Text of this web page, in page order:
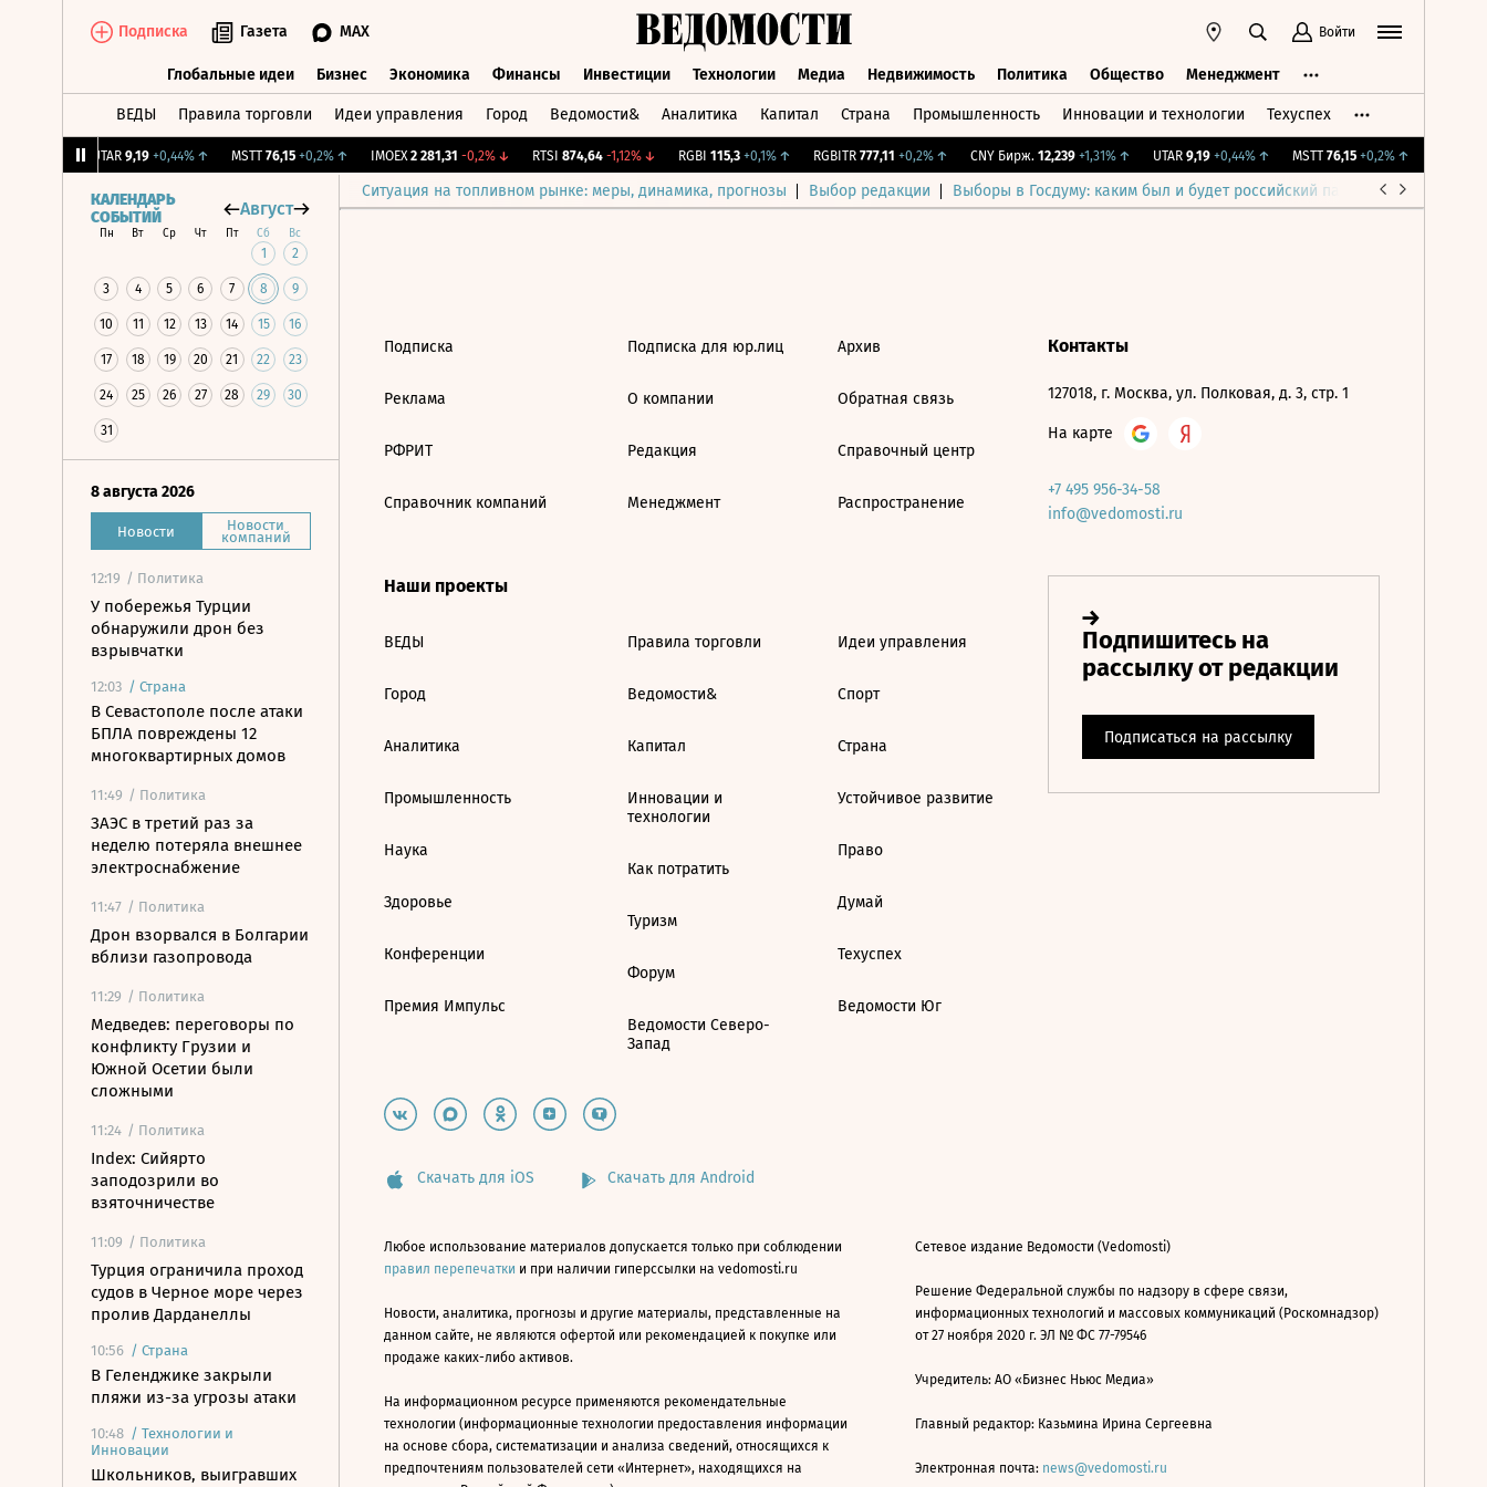
Подписка Газета MAX Войти
Глобальные идеи Бизнес Экономика Финансы Инвестиции Технологии Медиа Недвижимость Политика Общество Менеджмент
ВЕДЫ Правила торговли Идеи управления Город Ведомости& Аналитика Капитал Страна Промышленность Инновации и технологии Техуспех
UTAR 9,19 +0,44%↑ MSTT 76,15 +0,2%↑ IMOEX 2 281,31 -0,2%↓ RTSI 874,64 -1,12%↓ RGBI 115,3 +0,1%↑ RGBITR 777,11 +0,2%↑ CNY Бирж. 12,239 +1,31%↑ UTAR 9,19 +0,44%↑ MSTT 76,15 +0,2%↑
Ситуация на топливном рынке: меры, динамика, прогнозы Выбор редакции Выборы в Госдуму: каким был и будет российский парламент
КАЛЕНДАРЬ
СОБЫТИЙ
Август
Пн Вт Ср Чт Пт Сб Вс
1 2
3 4 5 6 7 8 9
10 11 12 13 14 15 16
17 18 19 20 21 22 23
24 25 26 27 28 29 30
31
8 августа 2026
Новости Новости
компаний
12:19 / Политика
У побережья Турции
обнаружили дрон без
взрывчатки
12:03 / Страна
В Севастополе после атаки
БПЛА повреждены 12
многоквартирных домов
11:49 / Политика
ЗАЭС в третий раз за
неделю потеряла внешнее
электроснабжение
11:47 / Политика
Дрон взорвался в Болгарии
вблизи газопровода
11:29 / Политика
Медведев: переговоры по
конфликту Грузии и
Южной Осетии были
сложными
11:24 / Политика
Index: Сийярто
заподозрили во
взяточничестве
11:09 / Политика
Турция ограничила проход
судов в Черное море через
пролив Дарданеллы
10:56 / Страна
В Геленджике закрыли
пляжи из-за угрозы атаки
10:48 / Технологии и
Инновации
Школьников, выигравших
Подписка
Реклама
РФРИТ
Справочник компаний
Подписка для юр.лиц
О компании
Редакция
Менеджмент
Архив
Обратная связь
Справочный центр
Распространение
Наши проекты
ВЕДЫ
Город
Аналитика
Промышленность
Наука
Здоровье
Конференции
Премия Импульс
Правила торговли
Ведомости&
Капитал
Инновации и
технологии
Как потратить
Туризм
Форум
Ведомости Северо-
Запад
Идеи управления
Спорт
Страна
Устойчивое развитие
Право
Думай
Техуспех
Ведомости Юг
Контакты
127018, г. Москва, ул. Полковая, д. 3, стр. 1
На карте
+7 495 956-34-58
info@vedomosti.ru
Скачать для iOS Скачать для Android
Любое использование материалов допускается только при соблюдении
правил перепечатки и при наличии гиперссылки на vedomosti.ru
Новости, аналитика, прогнозы и другие материалы, представленные на
данном сайте, не являются офертой или рекомендацией к покупке или
продаже каких-либо активов.
На информационном ресурсе применяются рекомендательные
технологии (информационные технологии предоставления информации
на основе сбора, систематизации и анализа сведений, относящихся к
предпочтениям пользователей сети «Интернет», находящихся на
Сетевое издание Ведомости (Vedomosti)
Решение Федеральной службы по надзору в сфере связи,
информационных технологий и массовых коммуникаций (Роскомнадзор)
от 27 ноября 2020 г. ЭЛ № ФС 77-79546
Учредитель: АО «Бизнес Ньюс Медиа»
Главный редактор: Казьмина Ирина Сергеевна
Электронная почта: news@vedomosti.ru